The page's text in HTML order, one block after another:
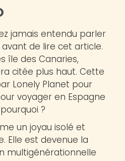
jamais entendu parler
avant de lire cet article.
île des Canaries,
citée plus haut. Cette
Lonely Planet pour
voyager en Espagne
?
un joyau isolé et
Elle est devenue la
multigénérationnelle